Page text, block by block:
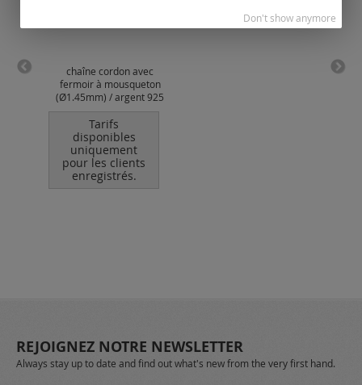
chaîne cordon avec
fermoir à mousqueton
(Ø1.45mm) / argent 925
Tarifs
disponibles
uniquement
pour les clients
enregistrés.
REJOIGNEZ NOTRE NEWSLETTER
Always stay up to date and find out what's new from the very first hand.
Don't show anymore